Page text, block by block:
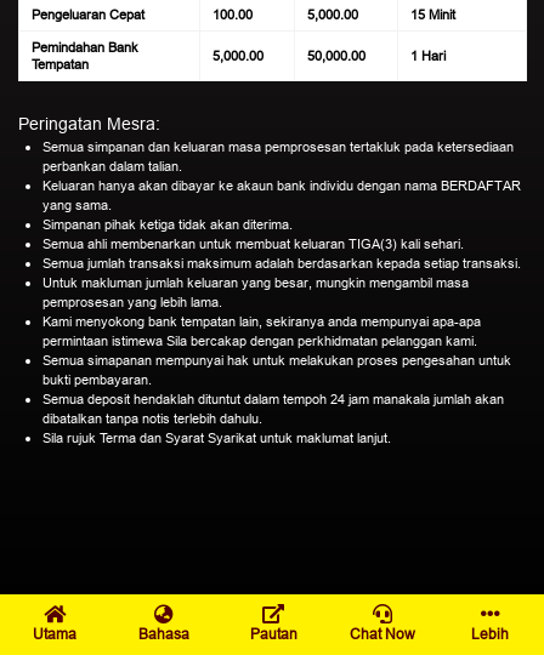
Pengeluaran Cepat
100.00 5,000.00
15 Minit
Pemindahan Bank
Tempatan
5,000.00 50,000.00 1 Hari
Peringatan Mesra:
Semua simpanan dan keluaran masa pemprosesan tertakluk pada ketersediaan
perbankan dalam talian.
Keluaran hanya akan dibayar ke akaun bank individu dengan nama BERDAFTAR
yang sama.
Simpanan pihak ketiga tidak akan diterima.
Semua ahli membenarkan untuk membuat keluaran TIGA(3) kali sehari.
Semua jumlah transaksi maksimum adalah berdasarkan kepada setiap transaksi.
Untuk makluman jumlah keluaran yang besar, mungkin mengambil masa
pemprosesan yang lebih lama.
Kami menyokong bank tempatan lain, sekiranya anda mempunyai apa-apa
permintaan istimewa Sila bercakap dengan perkhidmatan pelanggan kami.
Semua simapanan mempunyai hak untuk melakukan proses pengesahan untuk
bukti pembayaran.
Semua deposit hendaklah dituntut dalam tempoh 24 jam manakala jumlah akan
dibatalkan tanpa notis terlebih dahulu.
Sila rujuk Terma dan Syarat Syarikat untuk maklumat lanjut.
Utama Bahasa Pautan Chat Now Lebih